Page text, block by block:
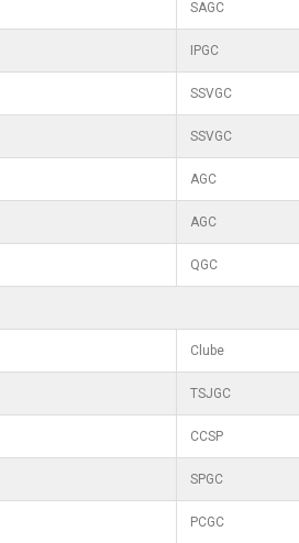
SAGC
IPGC
SSVGC
SSVGC
AGC
AGC
QGC
Clube
TSJGC
CCSP
SPGC
PCGC